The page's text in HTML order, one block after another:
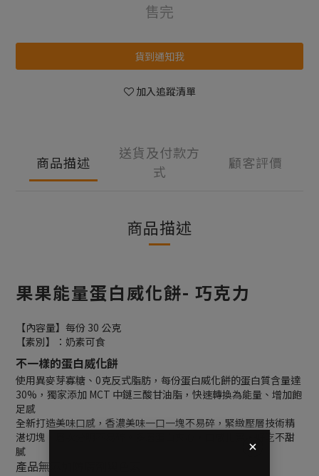
售完
貨到通知我
加入追蹤清單
商品描述
送貨及付款方
式
顧客評價
商品描述
果果能量蛋白威化餅- 巧克力
【內容量】每份 30 公克
【素別】：奶素可食
不一樣的蛋白威化餅
使用異麥芽寡糖、0克反式脂肪，每份蛋白威化餅的蛋白質含量達
30%，獨家添加 MCT 中鏈三酸甘油脂，快速轉換為能量、增加飽
足感
全新打造美味口感，香濃美味一口一塊不易碎，緊緻壓層技術精
湛切塊，層次分明不易碎。多層蛋白夾心，口感扎實，好吃不甜
膩
產品無添加防腐劑與色素